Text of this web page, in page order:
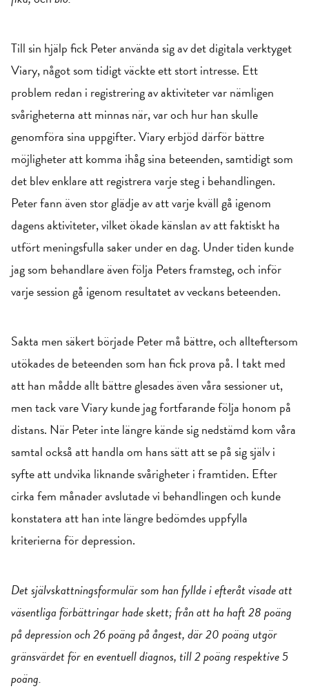
Till sin hjälp fick Peter använda sig av det digitala verktyget
Viary, något som tidigt väckte ett stort intresse. Ett
problem redan i registrering av aktiviteter var nämligen
svårigheterna att minnas när, var och hur han skulle
genomföra sina uppgifter. Viary erbjöd därför bättre
möjligheter att komma ihåg sina beteenden, samtidigt som
det blev enklare att registrera varje steg i behandlingen.
Peter fann även stor glädje av att varje kväll gå igenom
dagens aktiviteter, vilket ökade känslan av att faktiskt ha
utfört meningsfulla saker under en dag. Under tiden kunde
jag som behandlare även följa Peters framsteg, och inför
varje session gå igenom resultatet av veckans beteenden.
Sakta men säkert började Peter må bättre, och allteftersom
utökades de beteenden som han fick prova på. I takt med
att han mådde allt bättre glesades även våra sessioner ut,
men tack vare Viary kunde jag fortfarande följa honom på
distans. När Peter inte längre kände sig nedstämd kom våra
samtal också att handla om hans sätt att se på sig själv i
syfte att undvika liknande svårigheter i framtiden. Efter
cirka fem månader avslutade vi behandlingen och kunde
konstatera att han inte längre bedömdes uppfylla
kriterierna för depression.
Det självskattningsformulär som han fyllde i efteråt visade att
väsentliga förbättringar hade skett; från att ha haft 28 poäng
på depression och 26 poäng på ångest, där 20 poäng utgör
gränsvärdet för en eventuell diagnos, till 2 poäng respektive 5
poäng.